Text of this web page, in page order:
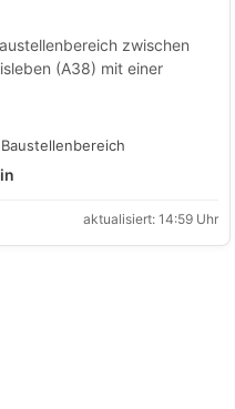
zwischen
(A38) mit einer
aktualisiert: 14:59 Uhr